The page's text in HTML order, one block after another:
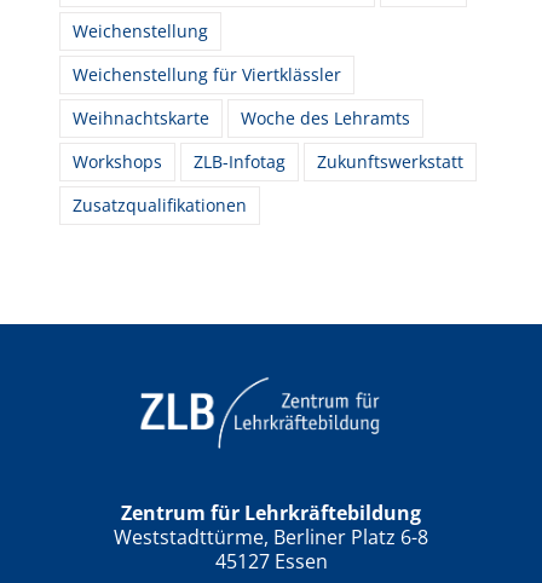
Weichenstellung
Weichenstellung für Viertklässler
Weihnachtskarte
Woche des Lehramts
Workshops
ZLB-Infotag
Zukunftswerkstatt
Zusatzqualifikationen
Zentrum für Lehrkräftebildung
Weststadttürme, Berliner Platz 6-8
45127 Essen